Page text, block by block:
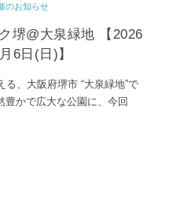
のお知らせ
堺@大泉緑地 【2026
6日(日)】
、大阪府堺市 “大泉緑地”で
かで広大な公園に、今回